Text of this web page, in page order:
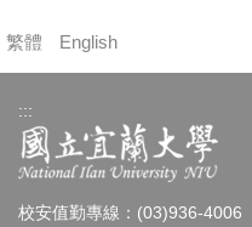
繁體 English
:::
校安值勤專線：(03)936-4006